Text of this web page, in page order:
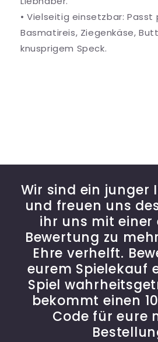
• Vielseitig einsetzbar: Passt
Basmatireis, Ziegenkäse,
knusprigem Speck.
Wir sind ein junger
und freuen uns
ihr uns mit einer
Bewertung zu
Ehre verhelft.
eurem Spielekauf
Spiel
bekommt einen
Code für eure